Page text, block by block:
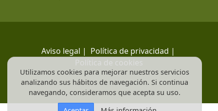
Aviso legal | Política de privacidad |
Política de cookies
Utilizamos cookies para mejorar nuestros servicios
analizando sus hábitos de navegación. Si continua
navegando, consideramos que acepta su uso.